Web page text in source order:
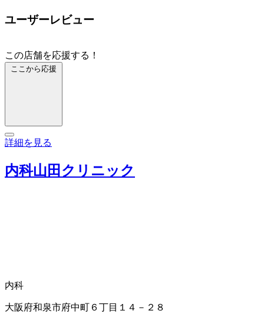
ユーザーレビュー
この店舗を応援する！
ここから応援
詳細を見る
内科山田クリニック
内科
大阪府和泉市府中町６丁目１４－２８